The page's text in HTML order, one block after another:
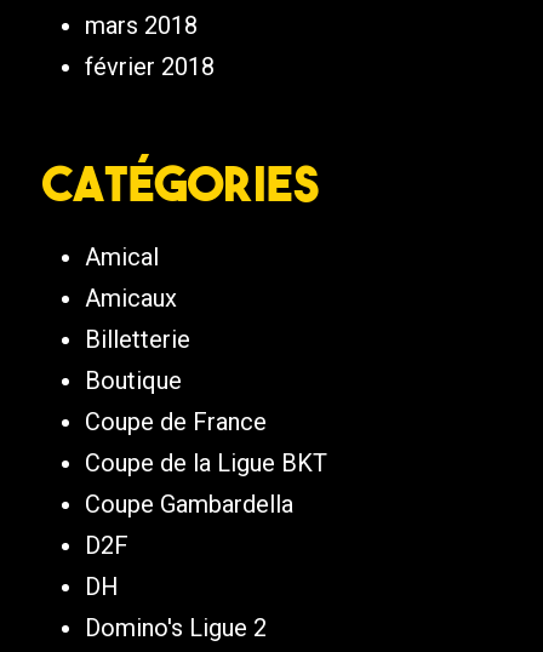
mars 2018
février 2018
Catégories
Amical
Amicaux
Billetterie
Boutique
Coupe de France
Coupe de la Ligue BKT
Coupe Gambardella
D2F
DH
Domino's Ligue 2